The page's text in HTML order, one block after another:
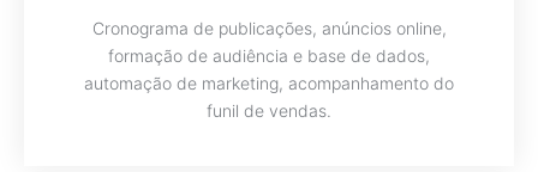
Cronograma de publicações, anúncios online,
formação de audiência e base de dados,
automação de marketing, acompanhamento do
funil de vendas.